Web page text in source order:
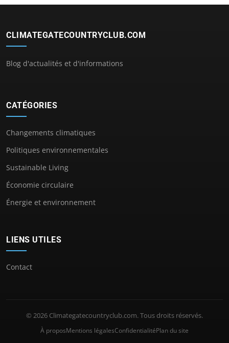
CLIMATEGATECOUNTRYCLUB.COM
Blog d'actualités et d'informations
CATÉGORIES
Changements climatiques
Politiques environnementales
Sustainable Living
Économie circulaire
Énergie et environnement
LIENS UTILES
Contact
© 2026 Climategatecountryclub.com. Tous droits réservés.
À proposMentions légalesConfidentialitéPlan du site